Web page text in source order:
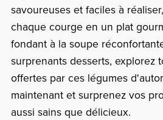
savoureuses et faciles à
chaque courge en un plat
fondant à la soupe
surprenants desserts, explorez
offertes par ces légumes
maintenant et surprenez vos
aussi sains que délicieux.